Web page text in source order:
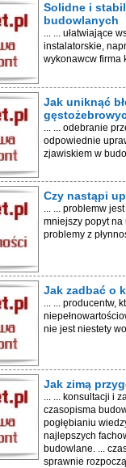
Solidne i
budowlanych
... ... ułatwiające
instalatorskie,
wykonawcw firma
Jak uniknąć
... ... odebranie
odpowiednie
zjawiskiem w
Czy nastąpi
... ... problemw
mniejszy popyt na
problemy z
Jak zadbać o
... ... producentw,
nie jest niestety
Jak zimą
... ... konsultacji i
czasopisma
pogłębianiu
najlepszych
budowlane. ...
sprawnie